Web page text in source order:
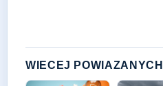
WIECEJ